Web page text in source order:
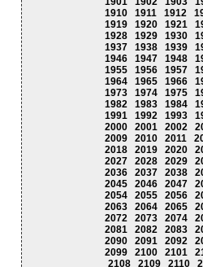
1910
1911 1912
1919
1920 1921
1928
1929 1930
1937
1938 1939
1946
1947 1948
1955
1956 1957
1964
1965 1966
1973
1974 1975
1982
1983 1984
1991
1992 1993
2000
2001 2002
2009
2010 2011
2018
2019 2020
2027
2028 2029
2036
2037 2038
2045
2046 2047
2054
2055 2056
2063
2064 2065
2072
2073 2074
2081
2082 2083
2090
2091 2092
2099
2100 2101
2108
2109 2110